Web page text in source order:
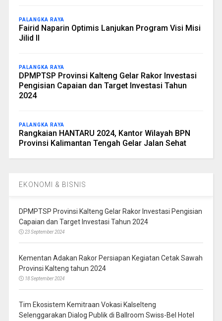
PALANGKA RAYA
Fairid Naparin Optimis Lanjukan Program Visi Misi
Jilid II
PALANGKA RAYA
DPMPTSP Provinsi Kalteng Gelar Rakor Investasi
Pengisian Capaian dan Target Investasi Tahun
2024
PALANGKA RAYA
Rangkaian HANTARU 2024, Kantor Wilayah BPN
Provinsi Kalimantan Tengah Gelar Jalan Sehat
EKONOMI & BISNIS
DPMPTSP Provinsi Kalteng Gelar Rakor Investasi Pengisian
Capaian dan Target Investasi Tahun 2024
23 September 2024
Kementan Adakan Rakor Persiapan Kegiatan Cetak Sawah
Provinsi Kalteng tahun 2024
18 September 2024
Tim Ekosistem Kemitraan Vokasi Kalselteng
Selenggarakan Dialog Publik di Ballroom Swiss-Bel Hotel